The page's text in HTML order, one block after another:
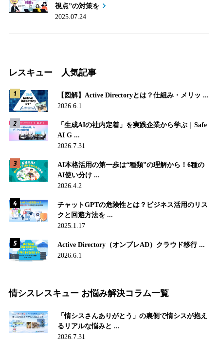
視点”の対策を
2025.07.24
レスキュー 人気記事
【図解】Active Directoryとは？仕組み・メリッ ...
2026.6.1
「生成AIの社内定着」を実践企業から学ぶ｜Safe
AI G ...
2026.7.31
AI本格活用の第一歩は“種類”の理解から！6種の
AI使い分け ...
2026.4.2
チャットGPTの危険性とは？ビジネス活用のリス
クと回避方法を ...
2025.1.17
Active Directory（オンプレAD）クラウド移行 ...
2026.6.1
情シスレスキュー お悩み解決コラム一覧
「情シスさんありがとう」の裏側で情シスが抱え
るリアルな悩みと ...
2026.7.31